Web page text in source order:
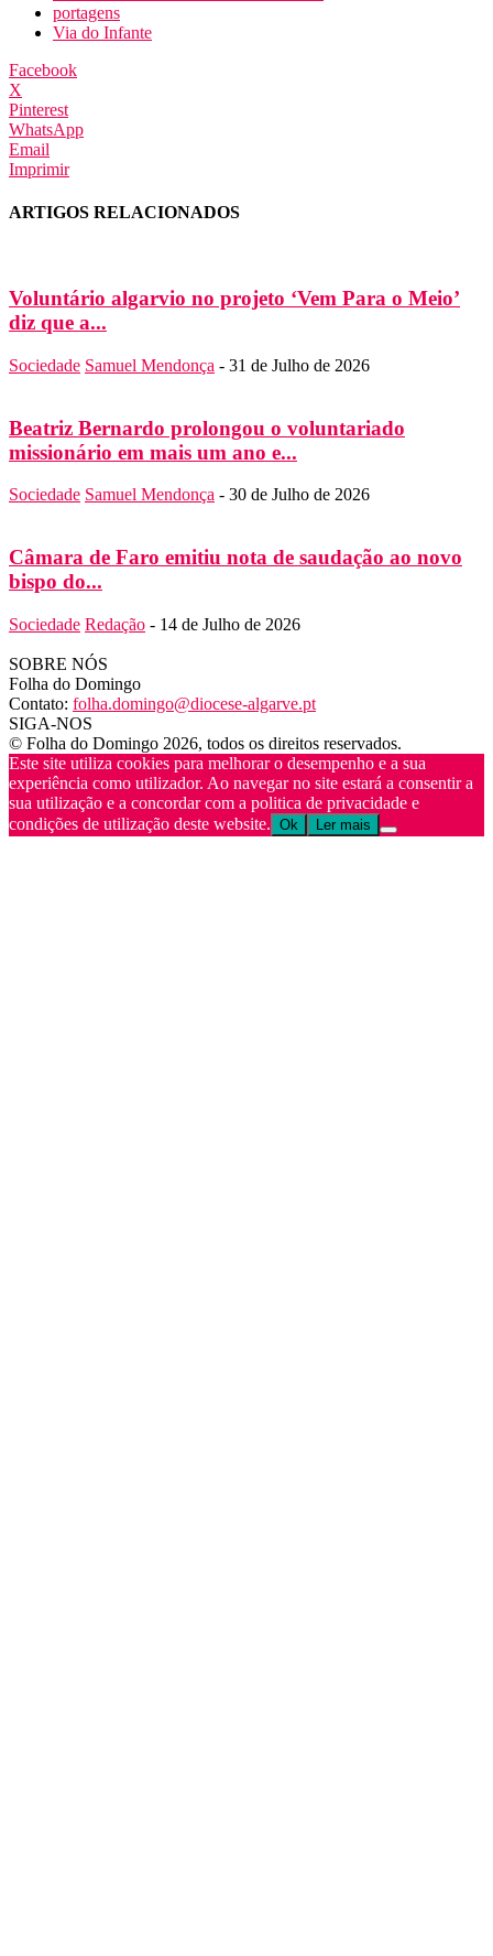
portagens
Via do Infante
Facebook
X
Pinterest
WhatsApp
Email
Imprimir
ARTIGOS RELACIONADOS
Voluntário algarvio no projeto ‘Vem Para o Meio’
diz que a...
Sociedade Samuel Mendonça - 31 de Julho de 2026
Beatriz Bernardo prolongou o voluntariado
missionário em mais um ano e...
Sociedade Samuel Mendonça - 30 de Julho de 2026
Câmara de Faro emitiu nota de saudação ao novo
bispo do...
Sociedade Redação - 14 de Julho de 2026
SOBRE NÓS
Folha do Domingo
Contato: folha.domingo@diocese-algarve.pt
SIGA-NOS
© Folha do Domingo 2026, todos os direitos reservados.
Este site utiliza cookies para melhorar o desempenho e a sua
experiência como utilizador. Ao navegar no site estará a consentir a
sua utilização e a concordar com a politica de privacidade e
condições de utilização deste website. Ok Ler mais